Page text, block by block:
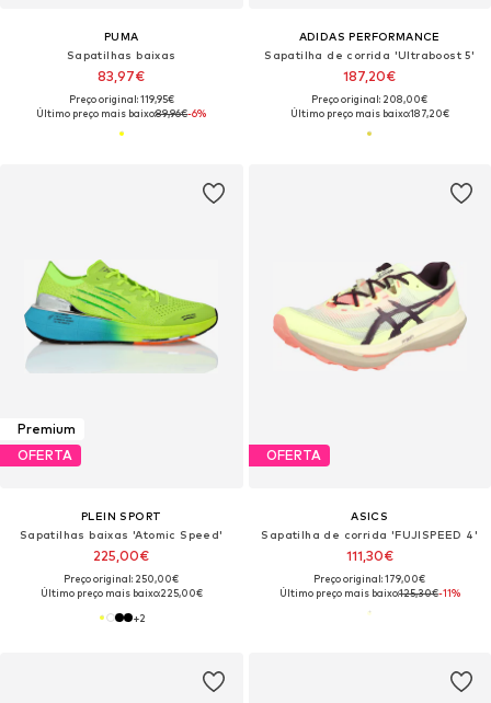
PUMA
Sapatilhas baixas
83,97€
Preço original: 119,95€
Último preço mais baixo:89,96€-6%
ADIDAS PERFORMANCE
Sapatilha de corrida 'Ultraboost 5'
187,20€
Preço original: 208,00€
Último preço mais baixo:187,20€
Premium
OFERTA
PLEIN SPORT
Sapatilhas baixas 'Atomic Speed'
225,00€
Preço original: 250,00€
Último preço mais baixo:225,00€
+2
OFERTA
ASICS
Sapatilha de corrida 'FUJISPEED 4'
111,30€
Preço original: 179,00€
Último preço mais baixo:125,30€-11%